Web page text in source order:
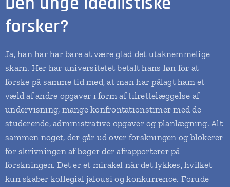
forsker?
Ja, han har har bare at være glad det utaknemmelige
skarn. Her har universitetet betalt hans løn for at
forske på samme tid med, at man har pålagt ham et
væld af andre opgaver i form af tilrettelæggelse af
undervisning, mange konfrontationstimer med de
studerende, administrative opgaver og planlægning. Alt
sammen noget, der går ud over forskningen og blokerer
for skrivningen af bøger der afrapporterer på
forskningen. Det er et mirakel når det lykkes, hvilket
kun skaber kollegial jalousi og konkurrence. Forude